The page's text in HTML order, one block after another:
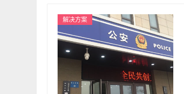
解决方案